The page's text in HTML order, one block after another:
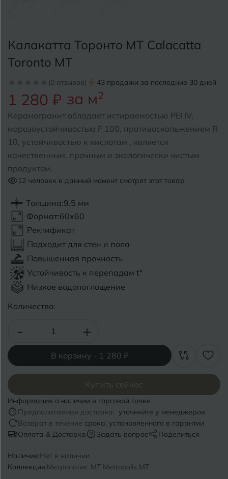
Калакатта Торонто MT Calacatta
Toronto MT
(0 отзывов) 43 продажи за последние 30 дней
1 280 ₽ за м2
Керамогранит обладает истираемостью PEI IV,
морозоустойчивостью F 100, противоскольжением R
10, устойчивостью к кислотам , является
качественным, прочным и экологически чистым
продуктом.
12 человек в данный момент смотрят этот товар
Толщина:9.5 мм
Формат:60x60
Ректификат
Подходит для стен и пола
Повышенная прочность
Устойчивость к перепадам t°
Низкое водопоглощение
Количество:
- +
В корзину - 1 280 ₽
Купить сейчас
Информация о наличии в торговой точке
Предполагаемая доставка: уточняйте у менеджеров
Возврат в течение срока, установленного в гарантии
Оплата & Доставка
Задать вопрос Поделиться
Наличие:Нет в наличии
Коллекция:Метрополис MT Metropolis MT
Анапа
Б Барнаул
Белгород
Белореченск
Боровичи
Бугульма
Бугуруслан
В Великий Новгород
Владимир
Волгоград
Волгодонск
Вологда
Воронеж
Воткинск
Г Геленджик
Ростов-на-Дону
Саратов
Сочи
Сыктывкар
Т